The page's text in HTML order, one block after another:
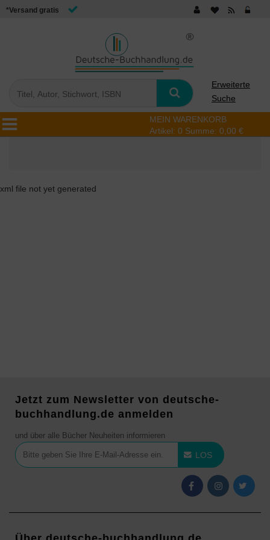
*Versand gratis
Erweiterte
Suche
MEIN WARENKORB
Artikel: 0 Summe: 0,00 €
xml file not yet generated
Jetzt zum Newsletter von deutsche-
buchhandlung.de anmelden
und über alle Bücher Neuheiten informieren
LOS